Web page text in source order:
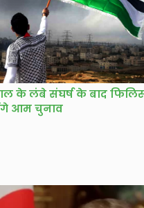
के लंबे संघर्ष के बाद
आम चुनाव